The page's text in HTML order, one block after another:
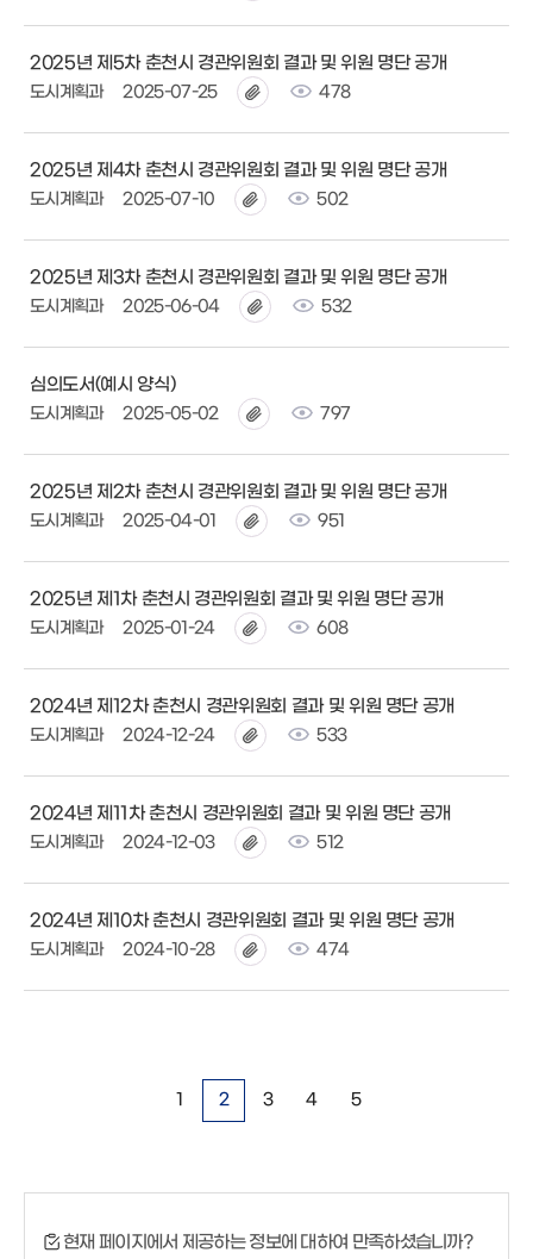
2025년 제5차 춘천시 경관위원회 결과 및 위원 명단 공개
도시계획과 2025-07-25 478
2025년 제4차 춘천시 경관위원회 결과 및 위원 명단 공개
도시계획과 2025-07-10 502
2025년 제3차 춘천시 경관위원회 결과 및 위원 명단 공개
도시계획과 2025-06-04 532
심의도서(예시 양식)
도시계획과 2025-05-02 797
2025년 제2차 춘천시 경관위원회 결과 및 위원 명단 공개
도시계획과 2025-04-01 951
2025년 제1차 춘천시 경관위원회 결과 및 위원 명단 공개
도시계획과 2025-01-24 608
2024년 제12차 춘천시 경관위원회 결과 및 위원 명단 공개
도시계획과 2024-12-24 533
2024년 제11차 춘천시 경관위원회 결과 및 위원 명단 공개
도시계획과 2024-12-03 512
2024년 제10차 춘천시 경관위원회 결과 및 위원 명단 공개
도시계획과 2024-10-28 474
1 2 3 4 5
현재 페이지에서 제공하는 정보에 대하여 만족하셨습니까?